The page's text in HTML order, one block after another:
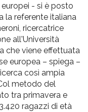
- si è posto
la referente italiana
ricercatrice
all'Università
che viene effettuata
europea – spiega –
così ampia
metodo del
tra primavera e
ragazzi di età